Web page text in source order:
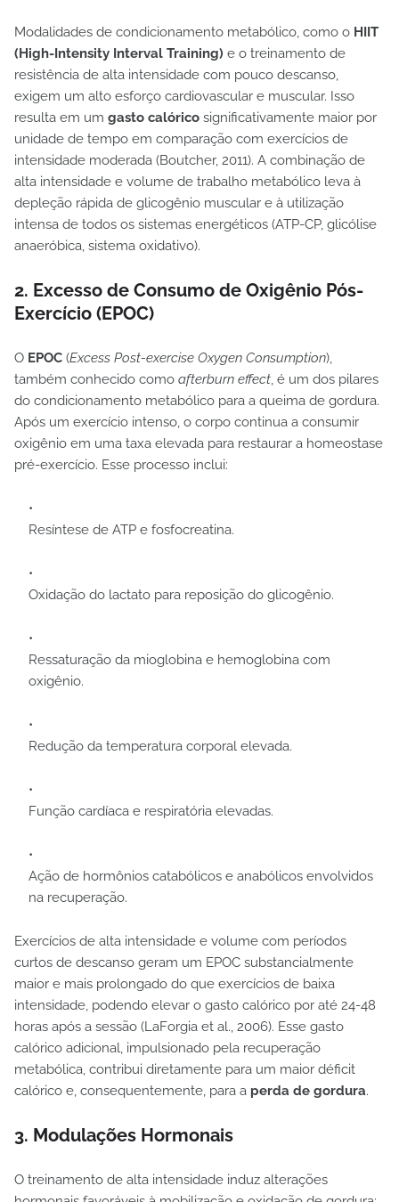
Modalidades de condicionamento metabólico, como o HIIT
(High-Intensity Interval Training) e o treinamento de
resistência de alta intensidade com pouco descanso,
exigem um alto esforço cardiovascular e muscular. Isso
resulta em um gasto calórico significativamente maior por
unidade de tempo em comparação com exercícios de
intensidade moderada (Boutcher, 2011). A combinação de
alta intensidade e volume de trabalho metabólico leva à
depleção rápida de glicogênio muscular e à utilização
intensa de todos os sistemas energéticos (ATP-CP, glicólise
anaeróbica, sistema oxidativo).
2. Excesso de Consumo de Oxigênio Pós-
Exercício (EPOC)
O EPOC (Excess Post-exercise Oxygen Consumption),
também conhecido como afterburn effect, é um dos pilares
do condicionamento metabólico para a queima de gordura.
Após um exercício intenso, o corpo continua a consumir
oxigênio em uma taxa elevada para restaurar a homeostase
pré-exercício. Esse processo inclui:
Resíntese de ATP e fosfocreatina.
Oxidação do lactato para reposição do glicogênio.
Ressaturação da mioglobina e hemoglobina com
oxigênio.
Redução da temperatura corporal elevada.
Função cardíaca e respiratória elevadas.
Ação de hormônios catabólicos e anabólicos envolvidos
na recuperação.
Exercícios de alta intensidade e volume com períodos
curtos de descanso geram um EPOC substancialmente
maior e mais prolongado do que exercícios de baixa
intensidade, podendo elevar o gasto calórico por até 24-48
horas após a sessão (LaForgia et al., 2006). Esse gasto
calórico adicional, impulsionado pela recuperação
metabólica, contribui diretamente para um maior déficit
calórico e, consequentemente, para a perda de gordura.
3. Modulações Hormonais
O treinamento de alta intensidade induz alterações